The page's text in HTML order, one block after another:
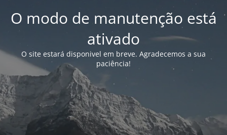
O modo de manutenção está
ativado
O site estará disponivel em breve. Agradecemos a sua
paciência!